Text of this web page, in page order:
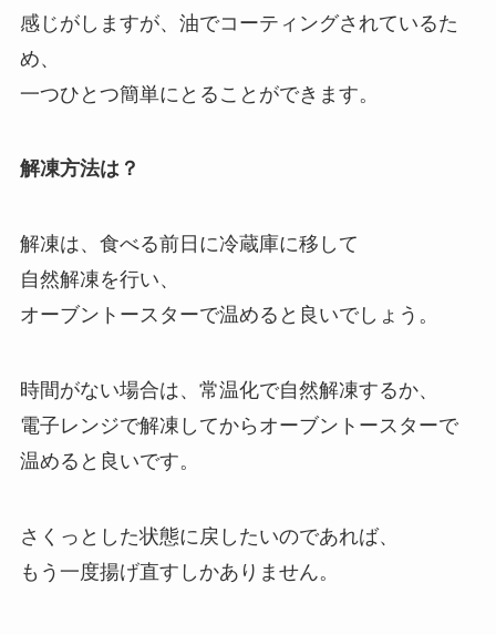
感じがしますが、油でコーティングされているた
め、
一つひとつ簡単にとることができます。
解凍方法は？
解凍は、食べる前日に冷蔵庫に移して
自然解凍を行い、
オーブントースターで温めると良いでしょう。
時間がない場合は、常温化で自然解凍するか、
電子レンジで解凍してからオーブントースターで
温めると良いです。
さくっとした状態に戻したいのであれば、
もう一度揚げ直すしかありません。